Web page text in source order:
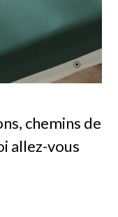
chemins de
allez-vous